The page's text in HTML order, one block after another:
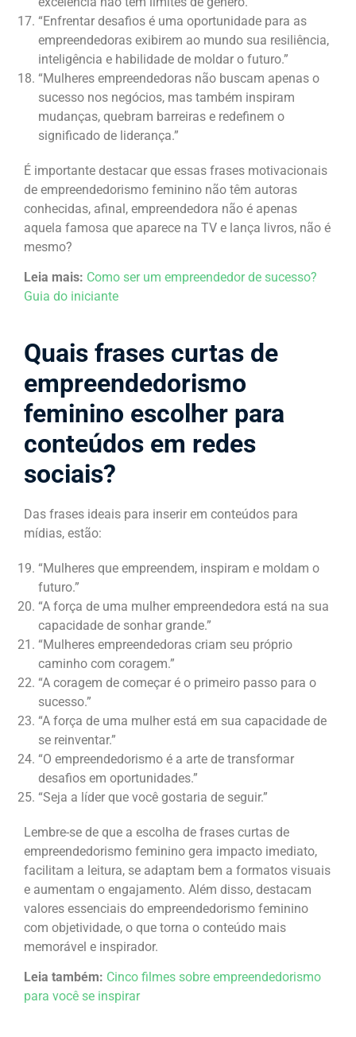
“Enfrentar desafios é uma oportunidade para as
empreendedoras exibirem ao mundo sua resiliência,
inteligência e habilidade de moldar o futuro.”
“Mulheres empreendedoras não buscam apenas o
sucesso nos negócios, mas também inspiram
mudanças, quebram barreiras e redefinem o
significado de liderança.”
É importante destacar que essas frases motivacionais
de empreendedorismo feminino não têm autoras
conhecidas, afinal, empreendedora não é apenas
aquela famosa que aparece na TV e lança livros, não é
mesmo?
Leia mais: Como ser um empreendedor de sucesso?
Guia do iniciante
Quais frases curtas de
empreendedorismo
feminino escolher para
conteúdos em redes
sociais?
Das frases ideais para inserir em conteúdos para
mídias, estão:
“Mulheres que empreendem, inspiram e moldam o
futuro.”
“A força de uma mulher empreendedora está na sua
capacidade de sonhar grande.”
“Mulheres empreendedoras criam seu próprio
caminho com coragem.”
“A coragem de começar é o primeiro passo para o
sucesso.”
“A força de uma mulher está em sua capacidade de
se reinventar.”
“O empreendedorismo é a arte de transformar
desafios em oportunidades.”
“Seja a líder que você gostaria de seguir.”
Lembre-se de que a escolha de frases curtas de
empreendedorismo feminino gera impacto imediato,
facilitam a leitura, se adaptam bem a formatos visuais
e aumentam o engajamento. Além disso, destacam
valores essenciais do empreendedorismo feminino
com objetividade, o que torna o conteúdo mais
memorável e inspirador.
Leia também: Cinco filmes sobre empreendedorismo
para você se inspirar